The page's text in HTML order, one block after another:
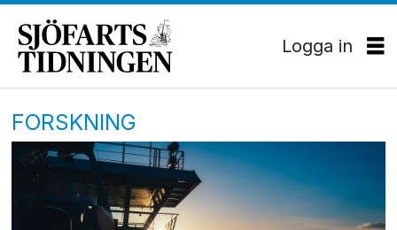
Logga in
FORSKNING